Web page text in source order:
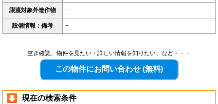
譲渡対象外造作物 −
設備情報：備考 −
空き確認、物件を見たい・詳しい情報を知りたい、など・・・
現在の検索条件